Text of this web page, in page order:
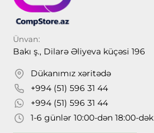
Ünvan:
Bakı ş., Dilarə Əliyeva küçəsi 196
Dükanımız xəritədə
+994 (51) 596 31 44
+994 (51) 596 31 44
1-6 günlər 10:00-dən 18:00-dək